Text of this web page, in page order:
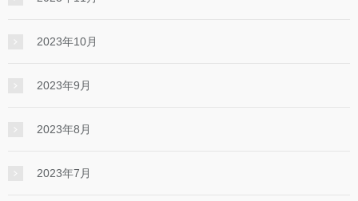
2023年10月
2023年9月
2023年8月
2023年7月